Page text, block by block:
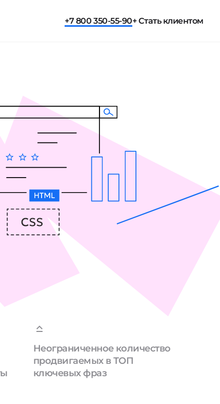
+7 800 350-55-90+ Стать клиентом
Неограниченное количество
продвигаемых в ТОП
ключевых фраз